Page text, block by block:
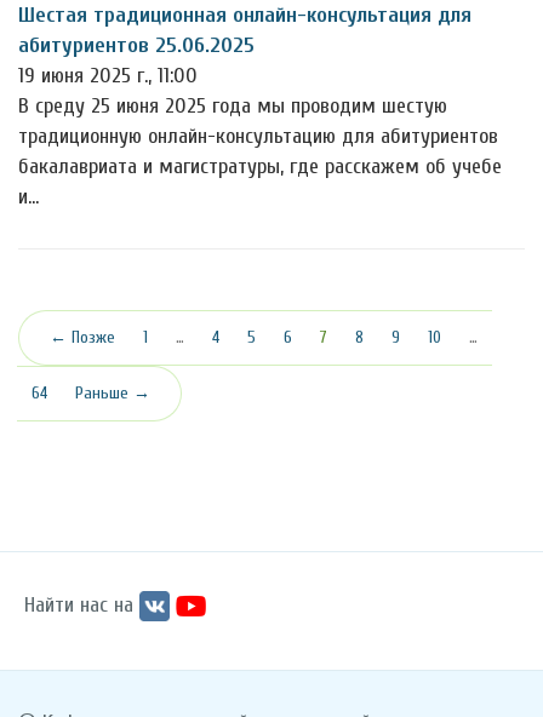
Шестая традиционная онлайн-консультация для
абитуриентов 25.06.2025
19 июня 2025 г., 11:00
В среду 25 июня 2025 года мы проводим шестую
традиционную онлайн-консультацию для абитуриентов
бакалавриата и магистратуры, где расскажем об учебе
и…
← Позже 1 … 4 5 6 7 (текущая)
8 9 10 …
64 Раньше →
Найти нас на